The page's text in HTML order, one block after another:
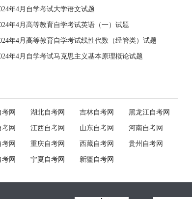
年4月自学考试大学语文试题
年4月高等教育自学考试英语（一）试题
年4月高等教育自学考试线性代数（经管类）试题
年4月自学考试马克思主义基本原理概论试题
网 湖北自考网 吉林自考网 黑龙江自考网
网 江西自考网 山东自考网 河南自考网
网 重庆自考网 西藏自考网 贵州自考网
网 宁夏自考网 新疆自考网